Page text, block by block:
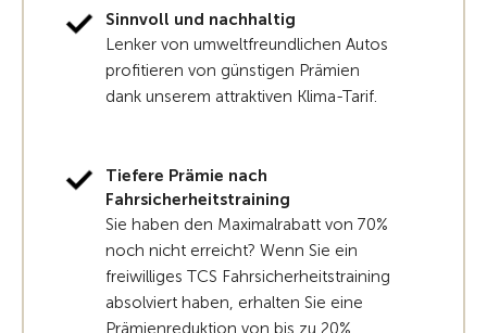
Sinnvoll und nachhaltig
Lenker von umweltfreundlichen Autos
profitieren von günstigen Prämien
dank unserem attraktiven Klima-Tarif.
Tiefere Prämie nach
Fahrsicherheitstraining
Sie haben den Maximalrabatt von 70%
noch nicht erreicht? Wenn Sie ein
freiwilliges TCS Fahrsicherheitstraining
absolviert haben, erhalten Sie eine
Prämienreduktion von bis zu 20%